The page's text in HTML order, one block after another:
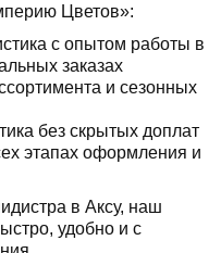
Цветов»:
с опытом работы в
заказах
и сезонных
без скрытых доплат
этапах оформления и
в Аксу, наш
удобно и с